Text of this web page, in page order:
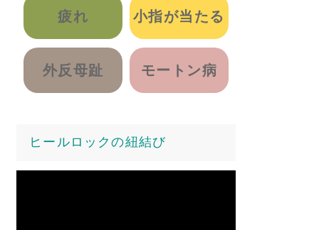
疲れ 小指が当たる
外反母趾 モートン病
ヒールロックの紐結び